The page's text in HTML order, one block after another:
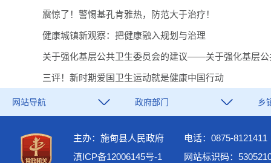
震惊了！警惕基孔肯雅热，防范大于治疗！
健康城镇新观察：把健康融入规划与治理
关于强化基层公共卫生委员会的建议——关于强化基层公
三评！新时期爱国卫生运动就是健康中国行动
网站导航 政府部门 乡
主办：施甸县人民政府
电话：0875-8121411
滇ICP备12006145号-1
网站标识码：